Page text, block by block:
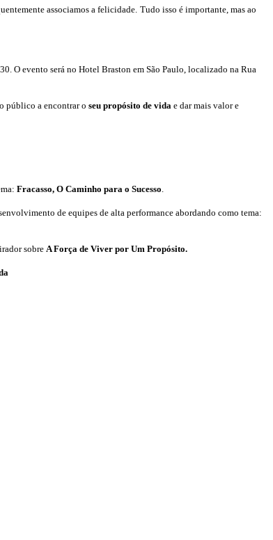
associamos a felicidade Tudo isso é importante, mas ao
O evento será no Hotel Braston em São Paulo, localizado na Rua
público a encontrar o seu propósito de vida e dar mais valor e
Fracasso, O Caminho para o Sucesso
de equipes de alta performance abordando como tema:
sobre A Força de Viver por Um Propósito.